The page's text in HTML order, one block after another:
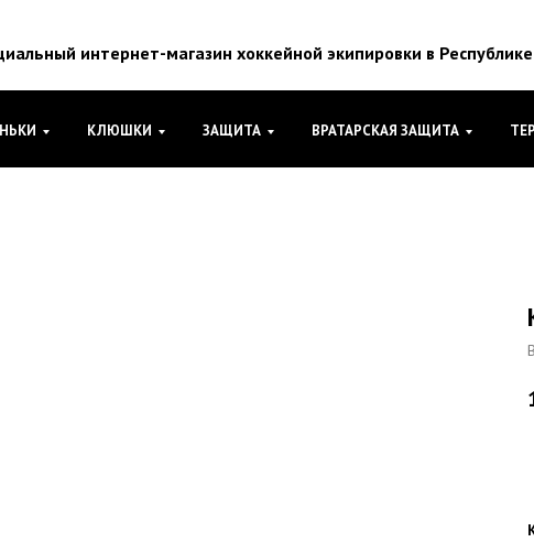
интернет-магазин хоккейной экипировки в
КЛЮШКИ ЗАЩИТА ВРАТАРСКАЯ ЗАЩИТА